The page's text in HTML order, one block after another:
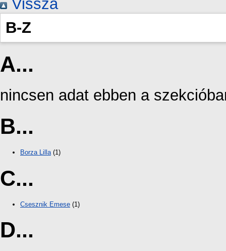
Vissza
B-Z
A...
nincsen adat ebben a
B...
Borza Lilla(1)
C...
Csesznik Emese (1)
D...